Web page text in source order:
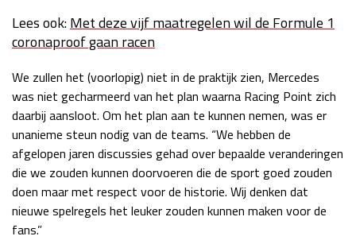
GP QATAR 2026 27 - 29 nov
Kwalificatie
za 19:00 - 20:00
Race
zo 17:00 - 19:00
Lees ook:Met deze vijf maatregelen wil de Formule 1
coronaproof gaan racen
We zullen het (voorlopig) niet in de praktijk zien, Mercedes
was niet gecharmeerd van het plan waarna Racing Point zich
daarbij aansloot. Om het plan aan te kunnen nemen, was er
unanieme steun nodig van de teams. “We hebben de
afgelopen jaren discussies gehad over bepaalde veranderingen
die we zouden kunnen doorvoeren die de sport goed zouden
doen maar met respect voor de historie. Wij denken dat
nieuwe spelregels het leuker zouden kunnen maken voor de
fans.”